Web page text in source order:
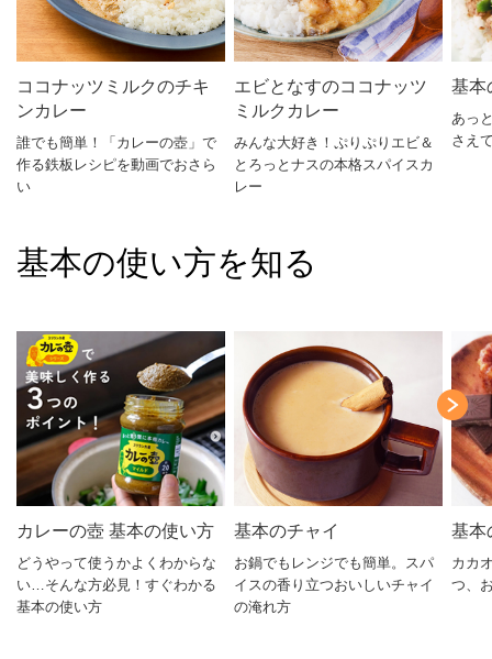
ココナッツミルクのチキ
ンカレー
誰でも簡単！「カレーの壺」で
作る鉄板レシピを動画でおさら
い
エビとなすのココナッツ
ミルクカレー
みんな大好き！ぷりぷりエビ＆
とろっとナスの本格スパイスカ
レー
基本
あっ
さえ
基本の使い方を知る
カレーの壺 基本の使い方
どうやって使うかよくわからな
い…そんな方必見！すぐわかる
基本の使い方
基本のチャイ
お鍋でもレンジでも簡単。スパ
イスの香り立つおいしいチャイ
の淹れ方
基本
カカ
つ、